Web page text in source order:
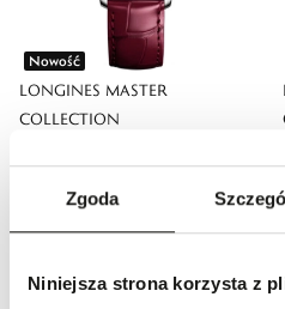
Zgoda
Niniejsza strona korzysta z
Nowość
LONGINES MASTER
COLLECTION